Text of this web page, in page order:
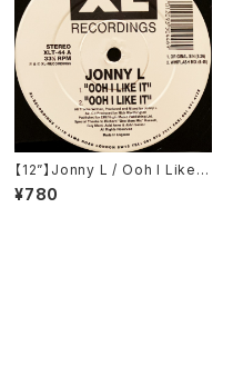
【12”】Jonny L / Ooh I Like It
(XL Recordings) (XLT 44)
¥780